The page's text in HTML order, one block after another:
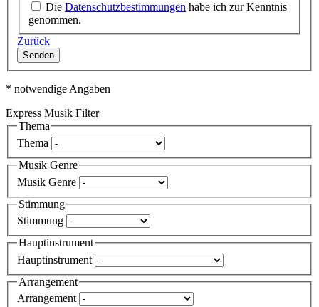
Die Datenschutzbestimmungen habe ich zur Kenntnis
genommen.
Zurück
Senden
* notwendige Angaben
Express Musik Filter
Thema
Thema
Musik Genre
Musik Genre
Stimmung
Stimmung
Hauptinstrument
Hauptinstrument
Arrangement
Arrangement